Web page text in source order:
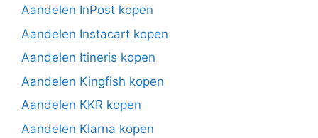
Aandelen InPost kopen
Aandelen Instacart kopen
Aandelen Itineris kopen
Aandelen Kingfish kopen
Aandelen KKR kopen
Aandelen Klarna kopen